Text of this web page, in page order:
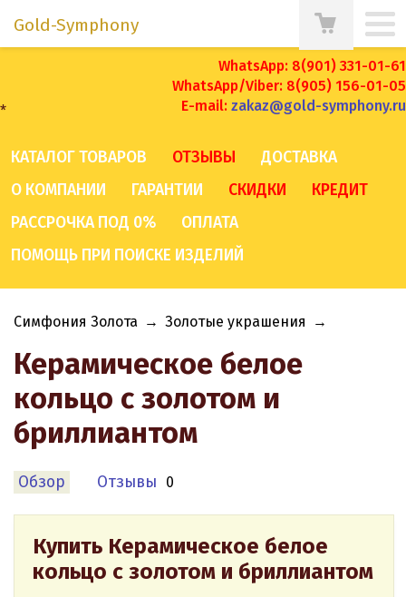
WhatsApp: 8(901) 331-01-61
WhatsApp/Viber: 8(905) 156-01-05
E-mail: zakaz@gold-symphony.ru
*
Gold-Symphony
КАТАЛОГ ТОВАРОВ ОТЗЫВЫ
ДОСТАВКА
О КОМПАНИИ
ГАРАНТИИ СКИДКИ
КРЕДИТ
РАССРОЧКА ПОД 0%
ОПЛАТА
ПОМОЩЬ ПРИ ПОИСКЕ ИЗДЕЛИЙ
Симфония Золота → Золотые украшения →
Керамическое белое
кольцо с золотом и
бриллиантом
Обзор Отзывы 0
Купить Керамическое белое
кольцо с золотом и бриллиантом